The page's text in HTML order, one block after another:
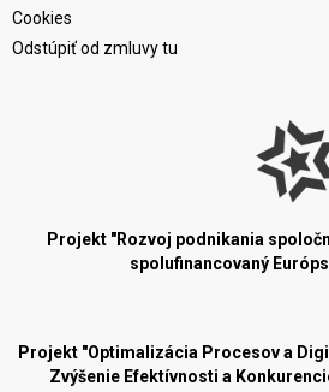
Cookies
Odstúpiť od zmluvy tu
Projekt "Rozvoj podnikania
spolufinancovaný
Projekt "Optimalizácia Procesov a
Zvýšenie Efektívnosti a